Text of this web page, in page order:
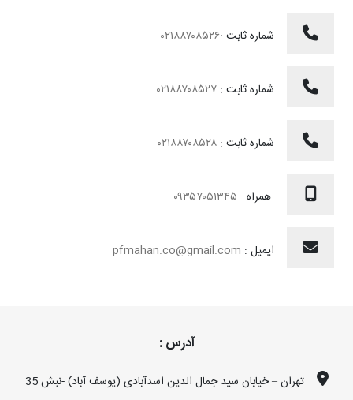
شماره ثابت :۰۲۱۸۸۷۰۸۵۲۶
شماره ثابت :
شماره ثابت :
همراه :
ایمیل : pfmahan.co@gmail.com
آدرس :
تهران – خیابان سید جمال الدین اسدآبادی (یوسف آباد) -نبش 35